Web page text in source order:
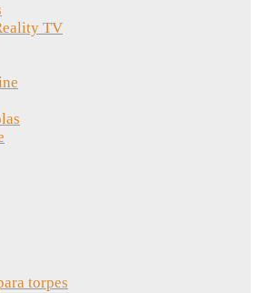
TV
torpes